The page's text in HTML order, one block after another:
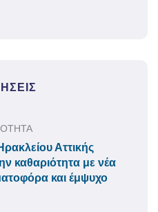
Αττικής
καθαριότητα με νέα
και έμψυχο